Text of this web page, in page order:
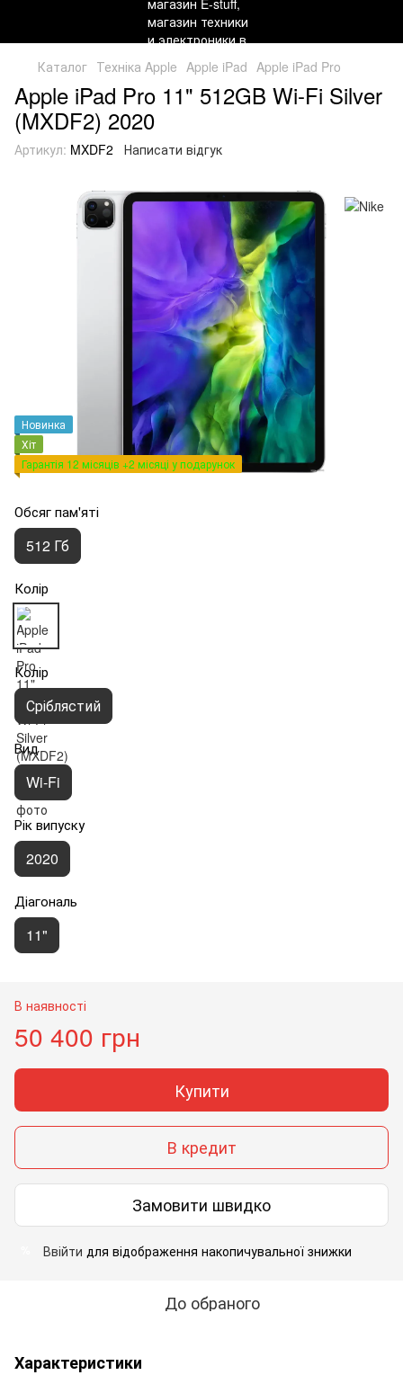
Каталог Техніка Apple Apple iPad Apple iPad Pro
Apple iPad Pro 11" 512GB Wi-Fi Silver
(MXDF2) 2020
Артикул: MXDF2 Написати відгук
Новинка
Хіт
Гарантія 12 місяців +2 місяці у подарунок
Обсяг пам'яті
512 Гб
Колір
Колір
Сріблястий
Вид
Wi-Fi
Рік випуску
2020
Діагональ
11"
В наявності
50 400 грн
Купити
В кредит
Замовити швидко
Ввійти для відображення накопичувальної знижки
До обраного
Характеристики